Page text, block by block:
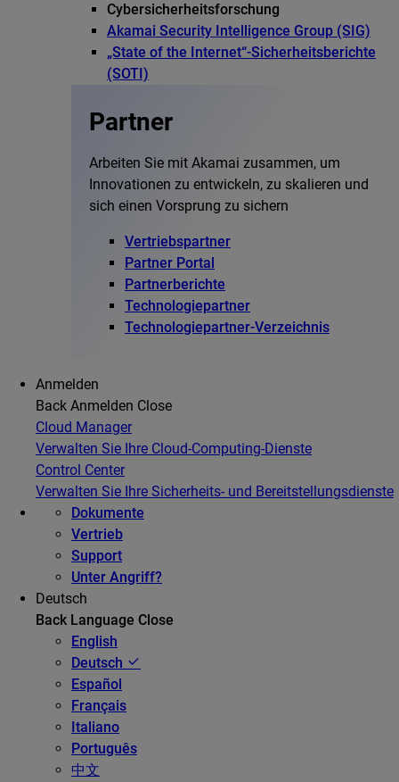
Cybersicherheitsforschung
Akamai Security Intelligence Group (SIG)
„State of the Internet“-Sicherheitsberichte
(SOTI)
Partner
Arbeiten Sie mit Akamai zusammen, um
Innovationen zu entwickeln, zu skalieren und
sich einen Vorsprung zu sichern
Vertriebspartner
Partner Portal
Partnerberichte
Technologiepartner
Technologiepartner-Verzeichnis
Anmelden
Back Anmelden Close
Cloud Manager
Verwalten Sie Ihre Cloud-Computing-Dienste
Control Center
Verwalten Sie Ihre Sicherheits- und Bereitstellungsdienste
Dokumente
Vertrieb
Support
Unter Angriff?
Deutsch
Back Language Close
English
Deutsch
Español
Français
Italiano
Português
中文